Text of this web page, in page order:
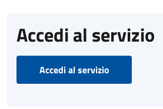
Accedi al servizio
Accedi al servizio